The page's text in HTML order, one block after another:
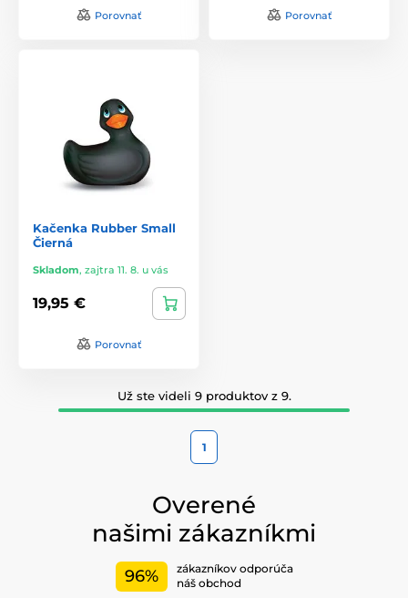
Porovnať Porovnať
Kačenka Rubber Small
Čierná
Skladom, zajtra 11. 8. u vás
19,95 €
Porovnať
Už ste videli 9 produktov z 9.
1
Overené
našimi zákazníkmi
96%
zákazníkov odporúča
náš obchod